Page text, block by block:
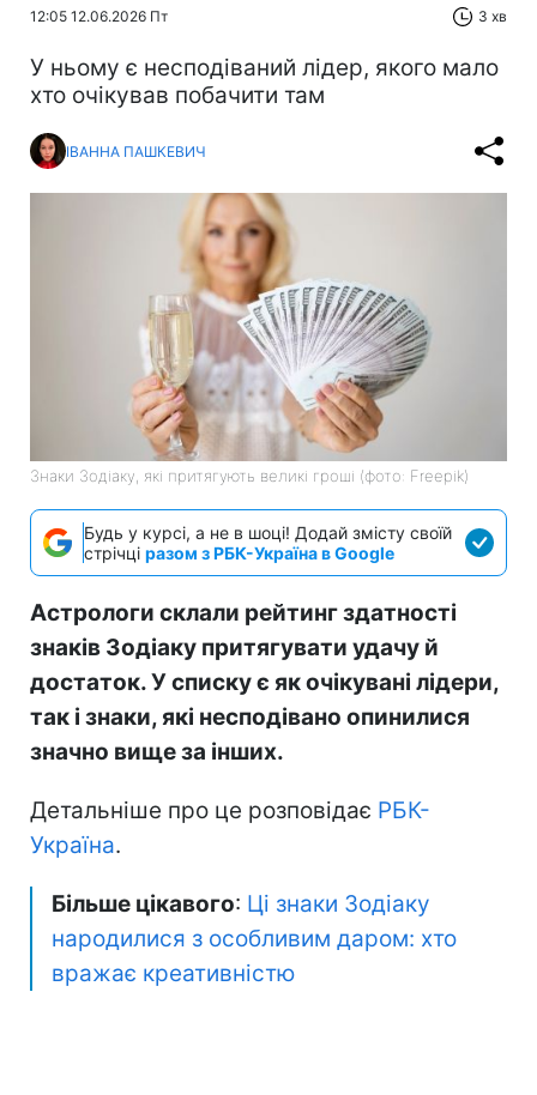
12:05 12.06.2026 Пт 3 хв
У ньому є несподіваний лідер, якого мало
хто очікував побачити там
ІВАННА ПАШКЕВИЧ
Знаки Зодіаку, які притягують великі гроші (фото: Freepik)
Будь у курсі, а не в шоці! Додай змісту своїй
стрічці разом з РБК-Україна в Google
Астрологи склали рейтинг здатності
знаків Зодіаку притягувати удачу й
достаток. У списку є як очікувані лідери,
так і знаки, які несподівано опинилися
значно вище за інших.
Детальніше про це розповідає РБК-
Україна.
Більше цікавого: Ці знаки Зодіаку
народилися з особливим даром: хто
вражає креативністю